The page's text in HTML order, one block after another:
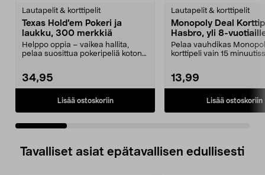
Lautapelit & korttipelit
Texas Hold’em Pokeri ja
laukku, 300 merkkiä
Helppo oppia – vaikea hallita,
pelaa suosittua pokeripeliä kotona.
34,95
Lisää ostoskoriin
Lautapelit & korttipelit
Monopoly Deal
Hasbro, yli 8-
Pelaa vauhdikas
korttipeli vain 15
13,99
Lisää ostoskoriin
Tavalliset asiat epätavallisen edullisesti